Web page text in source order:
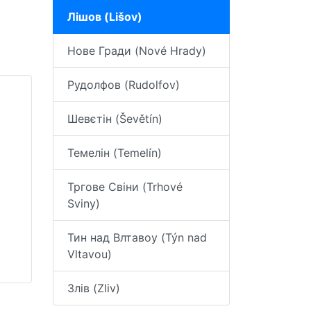
Лішов (Lišov)
Нове Гради (Nové Hrady)
Рудолфов (Rudolfov)
Шевєтін (Ševětín)
Темелін (Temelín)
Тргове Свіни (Trhové
Sviny)
Тин над Влтавоу (Týn nad
Vltavou)
Злів (Zliv)